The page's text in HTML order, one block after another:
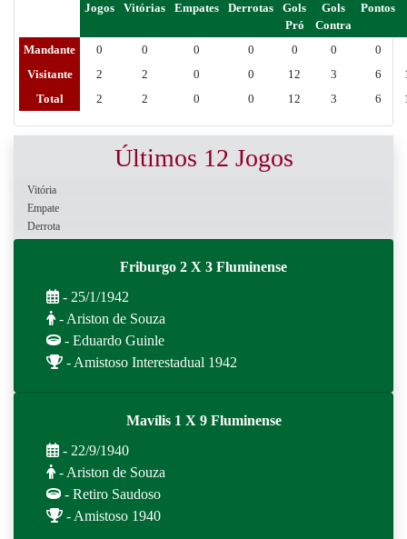
Jogos Vitórias Empates Derrotas
Gols
Pró
Gols
Contra
Pontos
Mandante 0 0 0 0 0 0
0
Visitante
2 2 0 0 12 3 6
Total
2 2 0 0 12 3 6
Últimos 12 Jogos
Vitória
Empate
Derrota
Friburgo 2 X 3 Fluminense
- 25/1/1942
- Ariston de Souza
- Eduardo Guinle
- Amistoso Interestadual 1942
Mavílis 1 X 9 Fluminense
- 22/9/1940
- Ariston de Souza
- Retiro Saudoso
- Amistoso 1940